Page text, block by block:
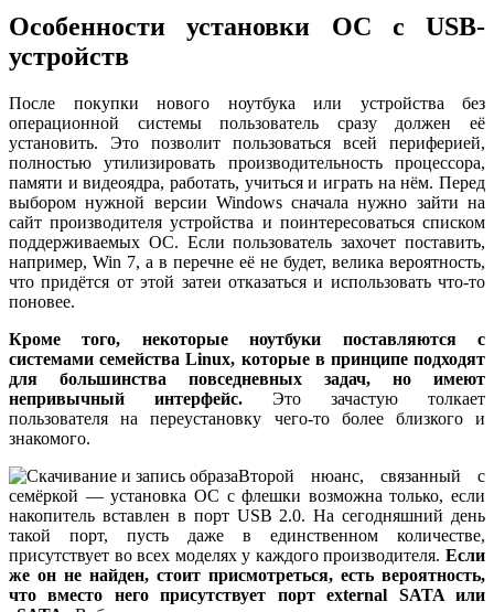
Особенности установки ОС с USB-
устройств
После покупки нового ноутбука или устройства без
операционной системы пользователь сразу должен её
установить. Это позволит пользоваться всей периферией,
полностью утилизировать производительность процессора,
памяти и видеоядра, работать, учиться и играть на нём. Перед
выбором нужной версии Windows сначала нужно зайти на
сайт производителя устройства и поинтересоваться списком
поддерживаемых ОС. Если пользователь захочет поставить,
например, Win 7, а в перечне её не будет, велика вероятность,
что придётся от этой затеи отказаться и использовать что-то
поновее.
Кроме того, некоторые ноутбуки поставляются с
системами семейства Linux, которые в принципе подходят
для большинства повседневных задач, но имеют
непривычный интерфейс. Это зачастую толкает
пользователя на переустановку чего-то более близкого и
знакомого.
Второй нюанс, связанный с
семёркой — установка ОС с флешки возможна только, если
накопитель вставлен в порт USB 2.0. На сегодняшний день
такой порт, пусть даже в единственном количестве,
присутствует во всех моделях у каждого производителя. Если
же он не найден, стоит присмотреться, есть вероятность,
что вместо него присутствует порт external SATA или